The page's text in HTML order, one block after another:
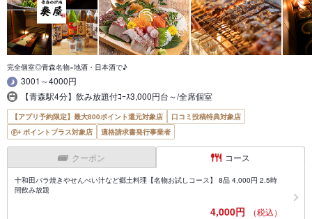
完全個室◎青森名物×地酒・日本酒で♪
3001～4000円
【青森駅4分】飲み放題付ｺｰｽ3,000円台～/全席個室
【アプリ予約限定】最大800ポイント還元対象店
口コミ投稿特典対象店
ポイントプラス対象店
適格請求書発行事業者
クーポン コース
十和田バラ焼きやせんべい汁など郷土料理【名物お試しコース】 8品 4,000円 2.5時
間飲み放題
4,000円 （税込）